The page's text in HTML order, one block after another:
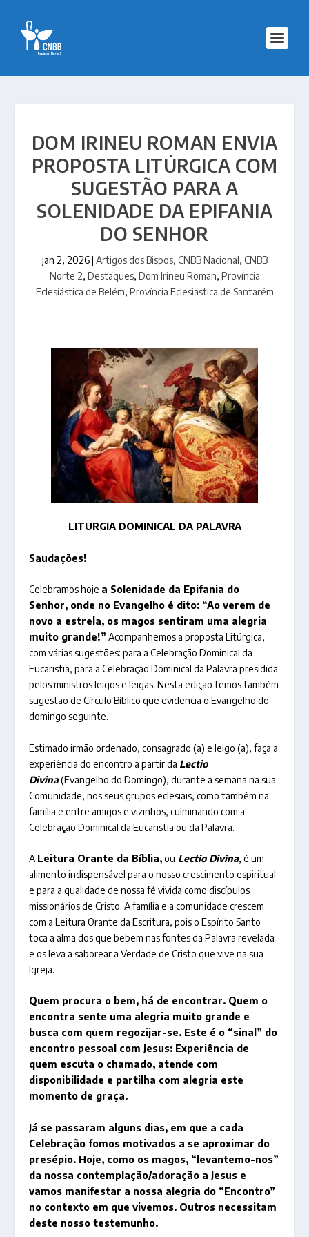
DOM IRINEU ROMAN ENVIA
PROPOSTA LITÚRGICA COM
SUGESTÃO PARA A
SOLENIDADE DA EPIFANIA
DO SENHOR
jan 2, 2026| Artigos dos Bispos, CNBB Nacional, CNBB
Norte 2, Destaques, Dom Irineu Roman, Província
Eclesiástica de Belém, Província Eclesiástica de Santarém
LITURGIA DOMINICAL DA PALAVRA
Saudações!
Celebramos hoje a Solenidade da Epifania do
Senhor, onde no Evangelho é dito: “Ao verem de
novo a estrela, os magos sentiram uma alegria
muito grande!” Acompanhemos a proposta Litúrgica,
com várias sugestões: para a Celebração Dominical da
Eucaristia, para a Celebração Dominical da Palavra presidida
pelos ministros leigos e leigas. Nesta edição temos também
sugestão de Círculo Bíblico que evidencia o Evangelho do
domingo seguinte.
Estimado irmão ordenado, consagrado (a) e leigo (a), faça a
experiência do encontro a partir da Lectio
Divina(Evangelho do Domingo), durante a semana na sua
Comunidade, nos seus grupos eclesiais, como também na
família e entre amigos e vizinhos, culminando com a
Celebração Dominical da Eucaristia ou da Palavra.
A Leitura Orante da Bíblia,ou Lectio Divina, é um
alimento indispensável para o nosso crescimento espiritual
e para a qualidade de nossa fé vivida como discípulos
missionários de Cristo. A família e a comunidade crescem
com a Leitura Orante da Escritura, pois o Espírito Santo
toca a alma dos que bebem nas fontes da Palavra revelada
e os leva a saborear a Verdade de Cristo que vive na sua
Igreja.
Quem procura o bem, há de encontrar. Quem o
encontra sente uma alegria muito grande e
busca com quem regozijar-se. Este é o “sinal” do
encontro pessoal com Jesus: Experiência de
quem escuta o chamado, atende com
disponibilidade e partilha com alegria este
momento de graça.
Já se passaram alguns dias, em que a cada
Celebração fomos motivados a se aproximar do
presépio. Hoje, como os magos, “levantemo-nos”
da nossa contemplação/adoração a Jesus e
vamos manifestar a nossa alegria do “Encontro”
no contexto em que vivemos. Outros necessitam
deste nosso testemunho.